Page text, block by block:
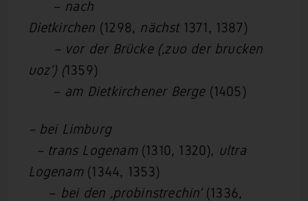
– nach
Dietkirchen (1298, nächst1371, 1387)
– vor der Brücke (‚zuo der brucken
uoz‘) (1359)
– am Dietkirchener Berge(1405)
– bei Limburg
– trans Logenam (1310, 1320), ultra
Logenam (1344, 1353)
– bei den ‚probinstrechin‘ (1336,